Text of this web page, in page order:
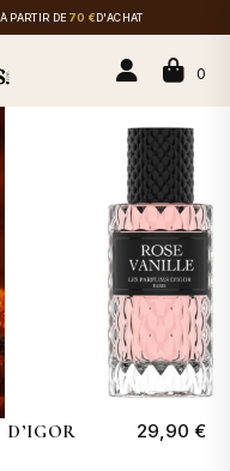
PARTIR DE 70 €D'ACHAT
0
D’IGOR 29,90 €